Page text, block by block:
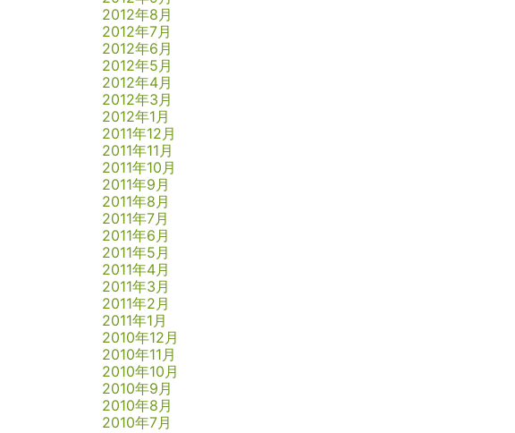
2012年8月
2012年7月
2012年6月
2012年5月
2012年4月
2012年3月
2012年1月
2011年12月
2011年11月
2011年10月
2011年9月
2011年8月
2011年7月
2011年6月
2011年5月
2011年4月
2011年3月
2011年2月
2011年1月
2010年12月
2010年11月
2010年10月
2010年9月
2010年8月
2010年7月